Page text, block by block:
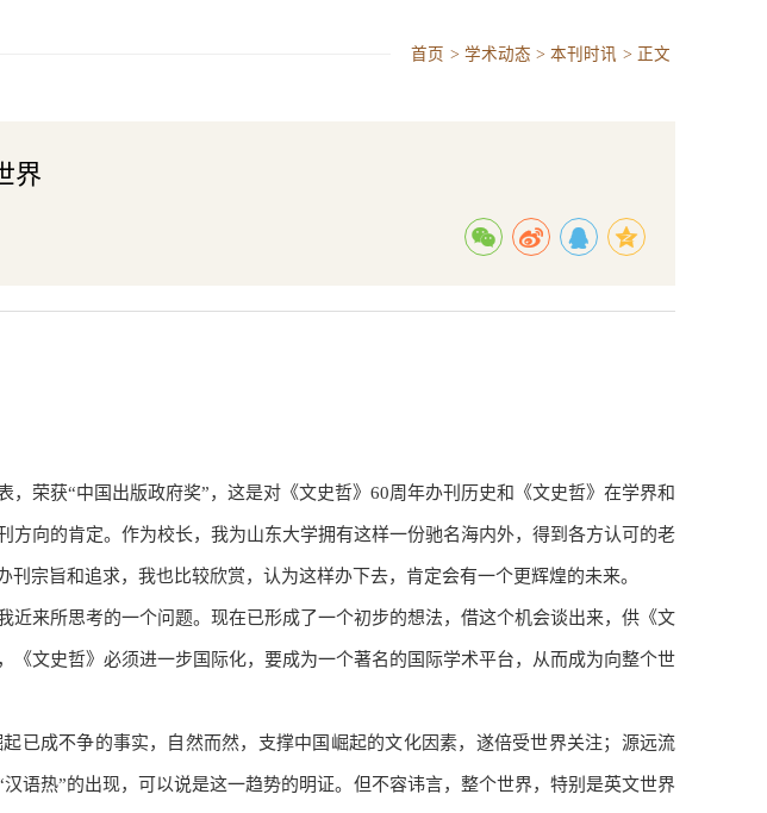
首页 > 学术动态 > 本刊时讯 > 正文
界
，荣获“中国出版政府奖”，这是对《文史哲》60周年办刊历史和《文史哲》在学界和
向的肯定。作为校长，我为山东大学拥有这样一份驰名海内外，得到各方认可的老
宗旨和追求，我也比较欣赏，认为这样办下去，肯定会有一个更辉煌的未来。
近来所思考的一个问题。现在已形成了一个初步的想法，借这个机会谈出来，供《文
《文史哲》必须进一步国际化，要成为一个著名的国际学术平台，从而成为向整个世
已成不争的事实，自然而然，支撑中国崛起的文化因素，遂倍受世界关注；源远流
语热”的出现，可以说是这一趋势的明证。但不容讳言，整个世界，特别是英文世界